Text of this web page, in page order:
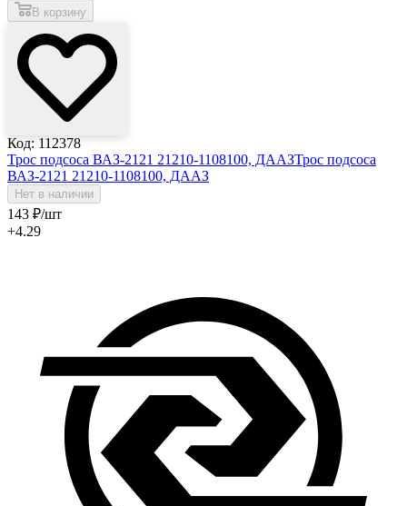
В корзину
Код: 112378
Трос подсоса ВАЗ-2121 21210-1108100, ДААЗТрос подсоса
ВАЗ-2121 21210-1108100, ДААЗ
Нет в наличии
143 ₽/шт
+4.29